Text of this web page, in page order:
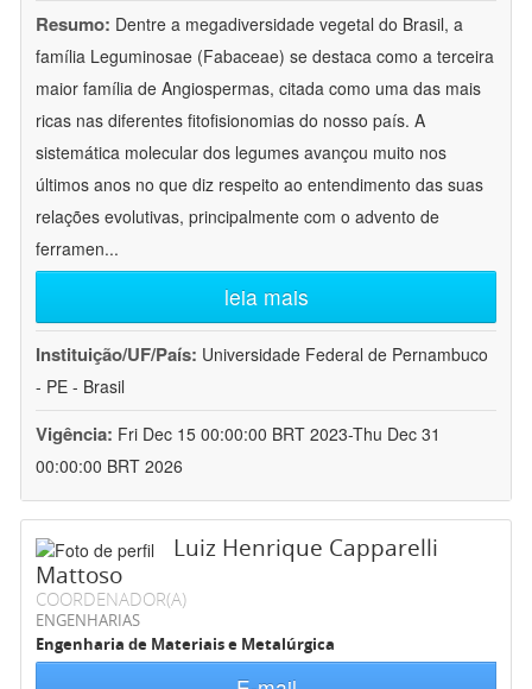
Resumo: Dentre a megadiversidade vegetal do Brasil, a
família Leguminosae (Fabaceae) se destaca como a terceira
maior família de Angiospermas, citada como uma das mais
ricas nas diferentes fitofisionomias do nosso país. A
sistemática molecular dos legumes avançou muito nos
últimos anos no que diz respeito ao entendimento das suas
relações evolutivas, principalmente com o advento de
ferramen...
leia mais
Instituição/UF/País: Universidade Federal de Pernambuco
- PE - Brasil
Vigência: Fri Dec 15 00:00:00 BRT 2023-Thu Dec 31
00:00:00 BRT 2026
Luiz Henrique Capparelli
Mattoso
COORDENADOR(A)
ENGENHARIAS
Engenharia de Materiais e Metalúrgica